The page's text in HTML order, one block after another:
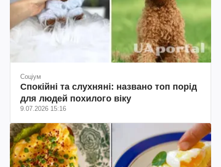
Соціум
Спокійні та слухняні: названо топ порід
для людей похилого віку
9.07.2026 15:16